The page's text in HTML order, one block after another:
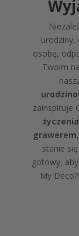
urodziny,
osobę,
Twoim
zainspiruje
życzenia
grawerem
stanie
gotowy,
My